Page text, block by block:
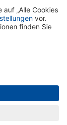
Seiteninhalt